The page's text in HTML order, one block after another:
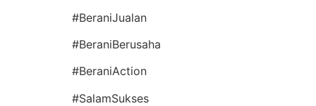
#BeraniJualan
#BeraniBerusaha
#BeraniAction
#SalamSukses